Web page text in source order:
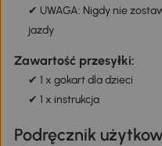
✔ UWAGA: Nigdy nie
jazdy
Zawartość przesyłki:
✔ 1 x gokart dla dzieci
✔ 1 x instrukcja
Podręcznik